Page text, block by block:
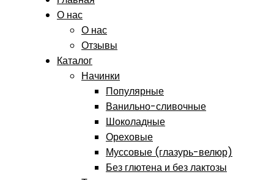
О нас
О нас
Отзывы
Каталог
Начинки
Популярные
Ванильно-сливочные
Шоколадные
Ореховые
Муссовые (глазурь-велюр)
Без глютена и без лактозы